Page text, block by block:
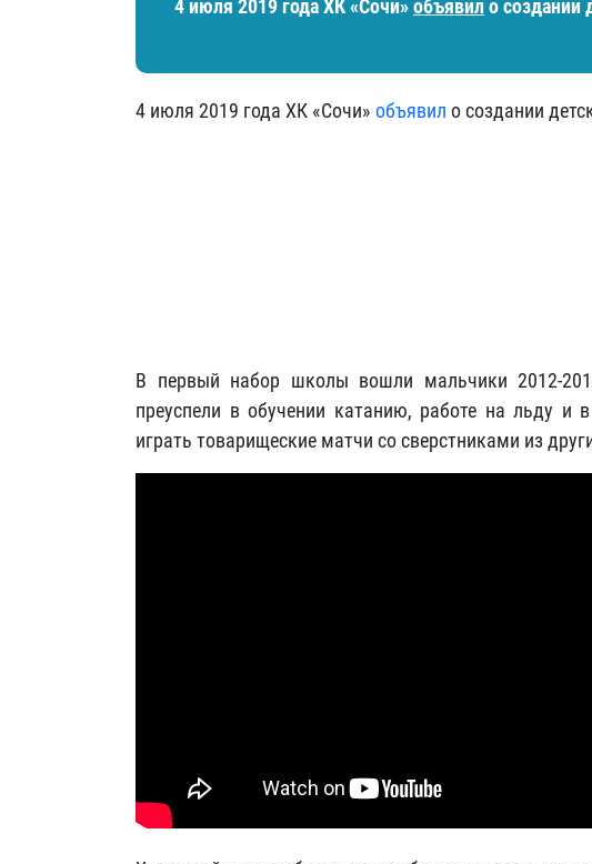
4 июля 2019 года ХК «Сочи»объявил о создании
4 июля 2019 года ХК «Сочи» объявил о создании
В первый набор школы вошли мальчики 2012-
преуспели в обучении катанию, работе на льду и
играть товарищеские матчи со сверстниками из